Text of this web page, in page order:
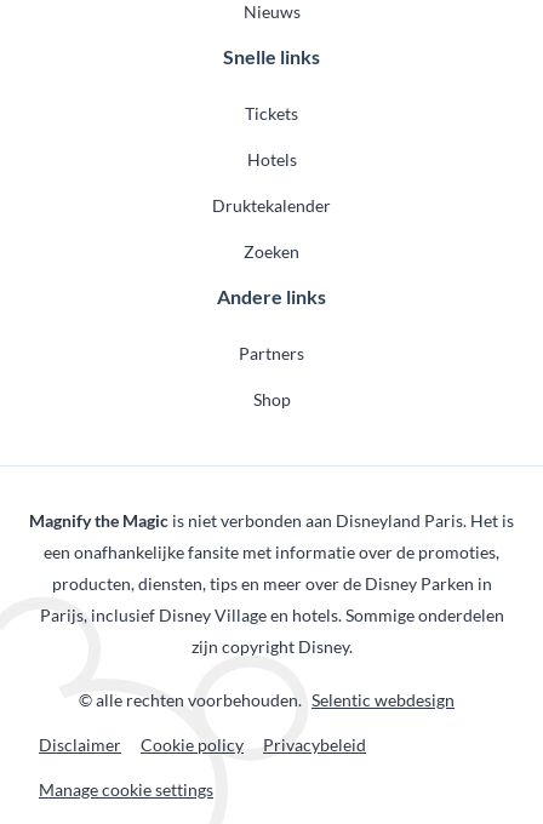
Nieuws
Snelle links
Tickets
Hotels
Druktekalender
Zoeken
Andere links
Partners
Shop
Magnify the Magic is niet verbonden aan Disneyland Paris. Het is
een onafhankelijke fansite met informatie over de promoties,
producten, diensten, tips en meer over de Disney Parken in
Parijs, inclusief Disney Village en hotels. Sommige onderdelen
zijn copyright Disney.
© alle rechten voorbehouden. Selentic webdesign
Disclaimer Cookie policy Privacybeleid
Manage cookie settings